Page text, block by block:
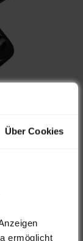
Über Cookies
ermöglicht